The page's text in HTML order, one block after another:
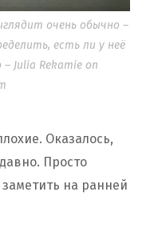
очень обычно –
есть ли у неё
Julia Rekamie on
Оказалось,
Просто
на ранней